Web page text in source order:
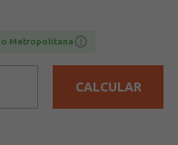
Metropolitana
CALCULAR